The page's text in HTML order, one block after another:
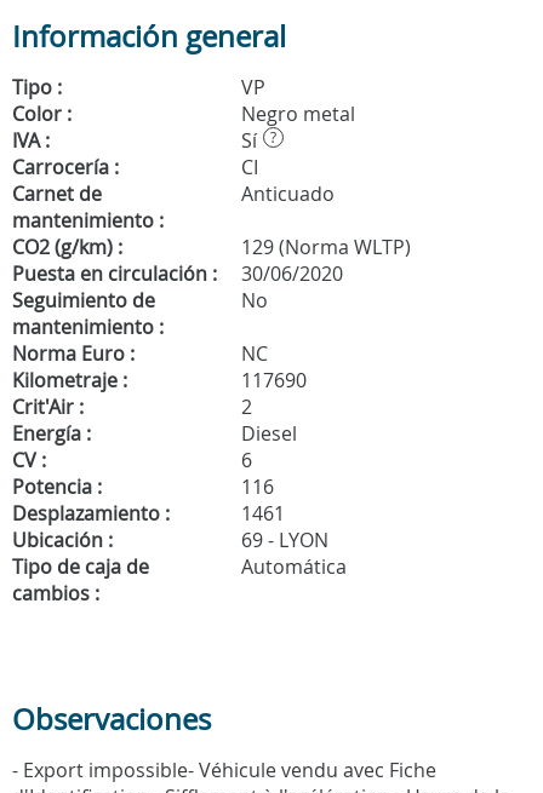
Información general
Tipo :
VP
Color :
Negro metal
IVA :
Sí ?
Carrocería :
CI
Carnet de
mantenimiento :
Anticuado
CO2 (g/km) :
129 (Norma WLTP)
Puesta en circulación :
30/06/2020
Seguimiento de
mantenimiento :
No
Norma Euro :
NC
Kilometraje :
117690
Crit'Air :
2
Energía :
Diesel
CV :
6
Potencia :
116
Desplazamiento :
1461
Ubicación :
69 - LYON
Tipo de caja de
cambios :
Automática
Observaciones
- Export impossible- Véhicule vendu avec Fiche